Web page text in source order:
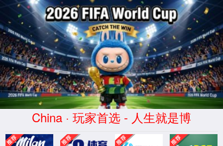
2026世界杯(World Cup)官方网
址-Official website
本站点设置了不允许MJ12bot内核浏览器访问,